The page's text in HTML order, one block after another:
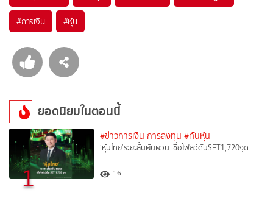
#การเงิน #หุ้น
ยอดนิยมในตอนนี้
1
#ข่าวการเงิน การลงทุน #ทันหุ้น
‘หุ้นไทย’ระยะสั้นผันผวน เชื่อโฟลว์ดันSET1,720จุด
16